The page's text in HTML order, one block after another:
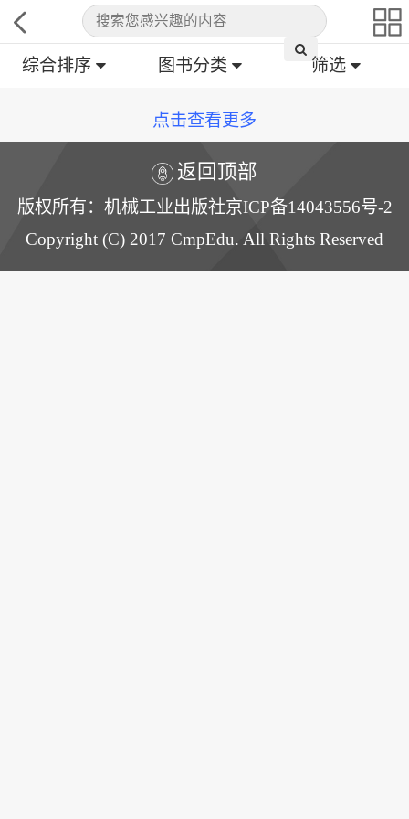
综合排序 图书分类 筛选
点击查看更多
返回顶部
版权所有：机械工业出版社京ICP备14043556号-2
Copyright (C) 2017 CmpEdu. All Rights Reserved